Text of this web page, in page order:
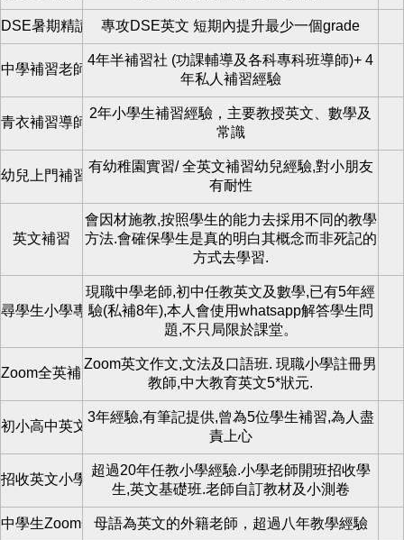
DSE暑期精讀班專攻DSE英文 短期內提升最少一個grade
中學補習老師
4年半補習社 (功課輔導及各科專科班導師)+ 4
年私人補習經驗
青衣補習導師
2年小學生補習經驗，主要教授英文、數學及
常識
幼兒上門補習
有幼稚園實習/ 全英文補習幼兒經驗,對小朋友
有耐性
英文補習
會因材施教,按照學生的能力去採用不同的教學
方法.會確保學生是真的明白其概念而非死記的
方式去學習.
尋學生小學專科/全科/初中英數
現職中學老師,初中任教英文及數學,已有5年經
驗(私補8年),本人會使用whatsapp解答學生問
題,不只局限於課堂。
Zoom全英補習
Zoom英文作文,文法及口語班. 現職小學註冊男
教師,中大教育英文5*狀元.
初小高中英文補習老師
3年經驗,有筆記提供,曾為5位學生補習,為人盡
責上心
招收英文小學生
超過20年任教小學經驗.小學老師開班招收學
生,英文基礎班.老師自訂教材及小測卷
中學生Zoom一對一教學母語為英文的外籍老師，超過八年教學經驗